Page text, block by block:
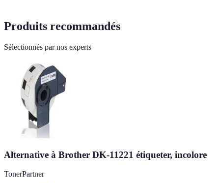
Produits recommandés
Sélectionnés par nos experts
Alternative à Brother DK-11221 étiqueter, incolore
TonerPartner